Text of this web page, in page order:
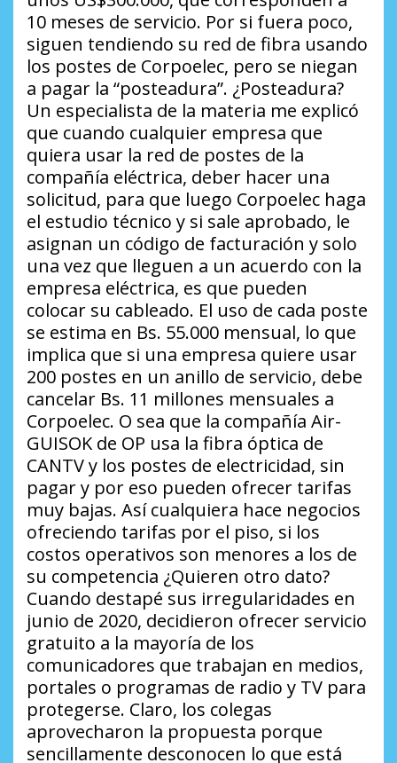
10 meses de servicio. Por si fuera poco,
siguen tendiendo su red de fibra usando
los postes de Corpoelec, pero se niegan
a pagar la “posteadura”. ¿Posteadura?
Un especialista de la materia me explicó
que cuando cualquier empresa que
quiera usar la red de postes de la
compañía eléctrica, deber hacer una
solicitud, para que luego Corpoelec haga
el estudio técnico y si sale aprobado, le
asignan un código de facturación y solo
una vez que lleguen a un acuerdo con la
empresa eléctrica, es que pueden
colocar su cableado. El uso de cada poste
se estima en Bs. 55.000 mensual, lo que
implica que si una empresa quiere usar
200 postes en un anillo de servicio, debe
cancelar Bs. 11 millones mensuales a
Corpoelec. O sea que la compañía Air-
GUISOK de OP usa la fibra óptica de
CANTV y los postes de electricidad, sin
pagar y por eso pueden ofrecer tarifas
muy bajas. Así cualquiera hace negocios
ofreciendo tarifas por el piso, si los
costos operativos son menores a los de
su competencia ¿Quieren otro dato?
Cuando destapé sus irregularidades en
junio de 2020, decidieron ofrecer servicio
gratuito a la mayoría de los
comunicadores que trabajan en medios,
portales o programas de radio y TV para
protegerse. Claro, los colegas
aprovecharon la propuesta porque
sencillamente desconocen lo que está